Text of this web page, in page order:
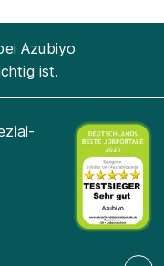
Azubiyo
ist.